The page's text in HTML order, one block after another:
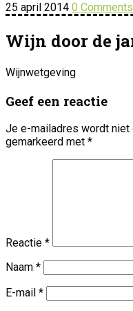
25 april 2014 0 Comments
Wijn door de
Wijnwetgeving
Geef een reactie
Je e-mailadres wordt niet
gemarkeerd met *
Reactie *
Naam *
E-mail *